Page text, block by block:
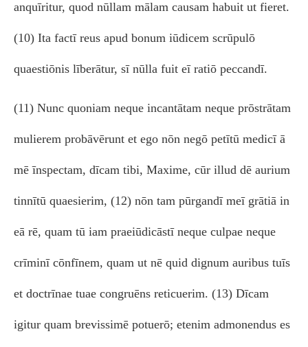
anquīritur, quod nūllam mālam causam habuit ut fieret.
(10) Ita factī reus apud bonum iūdicem scrūpulō
quaestiōnis līberātur, sī nūlla fuit eī ratiō peccandī.
(11) Nunc quoniam neque incantātam neque prōstrātam
mulierem probāvērunt et ego nōn negō petītū medicī ā
mē īnspectam, dīcam tibi, Maxime, cūr illud dē aurium
tinnītū quaesierim, (12) nōn tam pūrgandī meī grātiā in
eā rē, quam tū iam praeiūdicāstī neque culpae neque
crīminī cōnfīnem, quam ut nē quid dignum auribus tuīs
et doctrīnae tuae congruēns reticuerim. (13) Dīcam
igitur quam brevissimē potuerō; etenim admonendus es